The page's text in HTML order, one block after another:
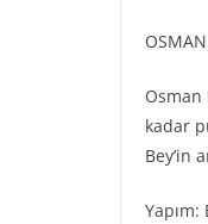
Osman
kadar
Bey’in
Yapım: